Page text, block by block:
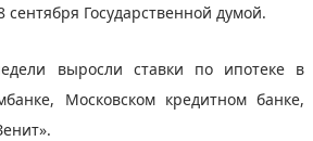
Государственной думой.
выросли ставки по ипотеке в
Московском кредитном банке,